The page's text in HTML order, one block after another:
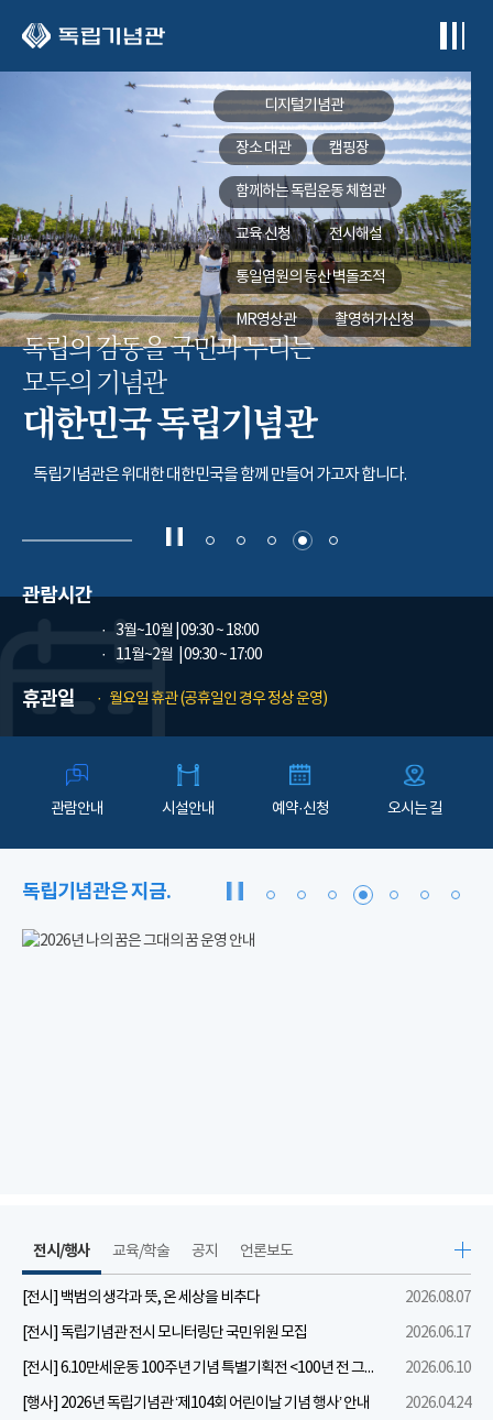
디지털기념관
장소 대관 캠핑장
함께하는독립운동 체험관
교육 신청 전시해설
통일염원의 동산벽돌조적
MR영상관 촬영허가신청
독립의 감동을 국민과 누리는
모두의 기념관
대한민국 독립기념관
독립기념관은 위대한 대한민국을 함께 만들어 가고자 합니다.
관람시간
3월~10월 | 09:30 ~ 18:00
11월~2월
| 09:30 ~ 17:00
휴관일 월요일 휴관 (공휴일인 경우 정상 운영)
관람안내 시설안내 예약·신청 오시는 길
독립기념관은 지금.
전시/행사
[전시] 백범의 생각과 뜻, 온 세상을 비추다
2026.08.07
[전시] 독립기념관 전시 모니터링단 국민위원 모집
2026.06.17
[전시] 6.10만세운동 100주년 기념 특별기획전 <100년 전 그날을 보다: 6.10만세운동>
2026.06.10
[행사] 2026년 독립기념관 ‘제104회 어린이날 기념 행사’ 안내
2026.04.24
교육/학술 공지 언론보도